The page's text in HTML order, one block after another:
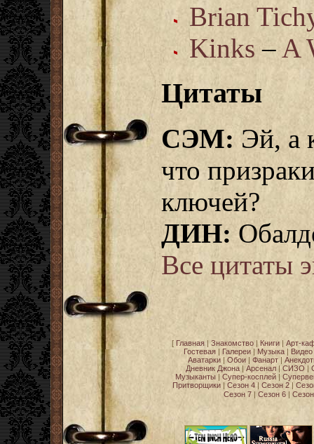
Brian
Kinks– A
Цитаты
СЭМ: Эй, а
что
ключей?
ДИН:
Все цитаты
[ Главная| Знакомство| Книги| Арт-
Гостевая | Галереи | Музыка | Видео
Аватарки | Обои | Фанарт |
Дневник Джона| Арсенал| СИЗО |
Музыканты | Супер-косплей |
Притворщики | Сезон 4 | Сезон 2 |
Сезон 7| Сезон 6|